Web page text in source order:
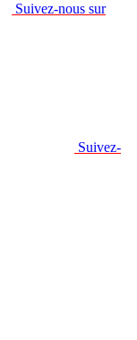
Suivez-nous sur
Suivez-